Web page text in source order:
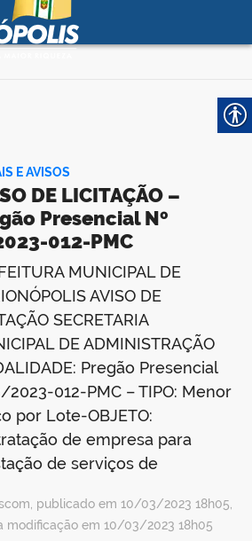
Municipal de
Curionópolis
E AVISOS
DE LICITAÇÃO –
Presencial Nº
012-PMC
MUNICIPAL DE
AVISO DE
SECRETARIA
DE ADMINISTRAÇÃO
Pregão Presencial
2023-012-PMC – TIPO: Menor
por Lote-OBJETO:
de empresa para
de serviços de
publicado em 10/03/2023 18h05,
modificação em 10/03/2023 18h05